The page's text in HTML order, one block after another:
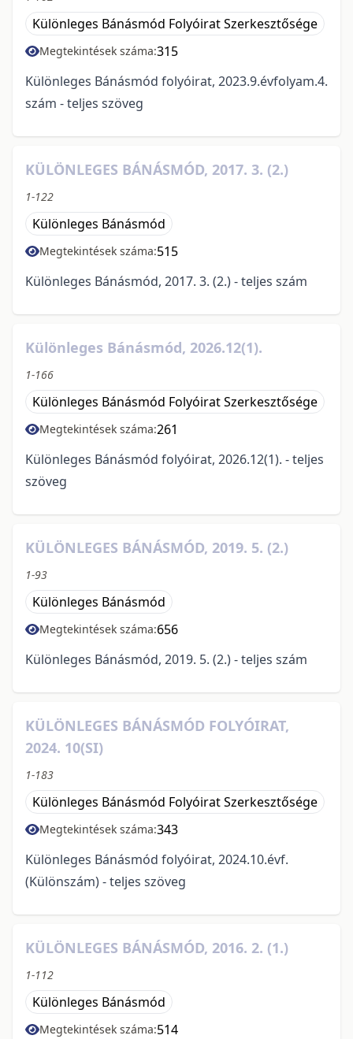
Különleges Bánásmód Folyóirat Szerkesztősége
Megtekintések száma:315
Különleges Bánásmód folyóirat, 2023.9.évfolyam.4.
szám - teljes szöveg
KÜLÖNLEGES BÁNÁSMÓD, 2017. 3. (2.)
1-122
Különleges Bánásmód
Megtekintések száma:515
Különleges Bánásmód, 2017. 3. (2.) - teljes szám
Különleges Bánásmód, 2026.12(1).
1-166
Különleges Bánásmód Folyóirat Szerkesztősége
Megtekintések száma:261
Különleges Bánásmód folyóirat, 2026.12(1). - teljes
szöveg
KÜLÖNLEGES BÁNÁSMÓD, 2019. 5. (2.)
1-93
Különleges Bánásmód
Megtekintések száma:656
Különleges Bánásmód, 2019. 5. (2.) - teljes szám
KÜLÖNLEGES BÁNÁSMÓD FOLYÓIRAT,
2024. 10(SI)
1-183
Különleges Bánásmód Folyóirat Szerkesztősége
Megtekintések száma:343
Különleges Bánásmód folyóirat, 2024.10.évf.
(Különszám) - teljes szöveg
KÜLÖNLEGES BÁNÁSMÓD, 2016. 2. (1.)
1-112
Különleges Bánásmód
Megtekintések száma:514